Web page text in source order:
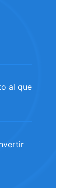
al que